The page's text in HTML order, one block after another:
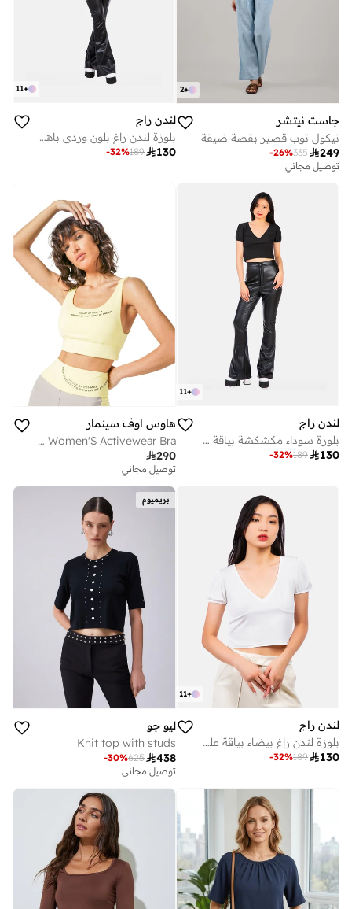
+
2
جاست نيتشر
نيكول توب قصير بقصة ضيقة
249
335
-26%
توصيل مجاني
+
11
لندن راج
بلوزة لندن راغ بلون وردي باهت بياقة على شكل حرف V مطوية
130
189
-32%
+
11
لندن راج
بلوزة سوداء مكشكشة بياقة على شكل حرف V من لندن راغ
130
189
-32%
هاوس اوف سينمار
Yellow Women'S Activewear Bra
290
توصيل مجاني
+
11
لندن راج
بلوزة لندن راغ بيضاء بياقة على شكل حرف V مطوية
130
189
-32%
بريميوم
ليو جو
Knit top with studs
438
625
-30%
توصيل مجاني